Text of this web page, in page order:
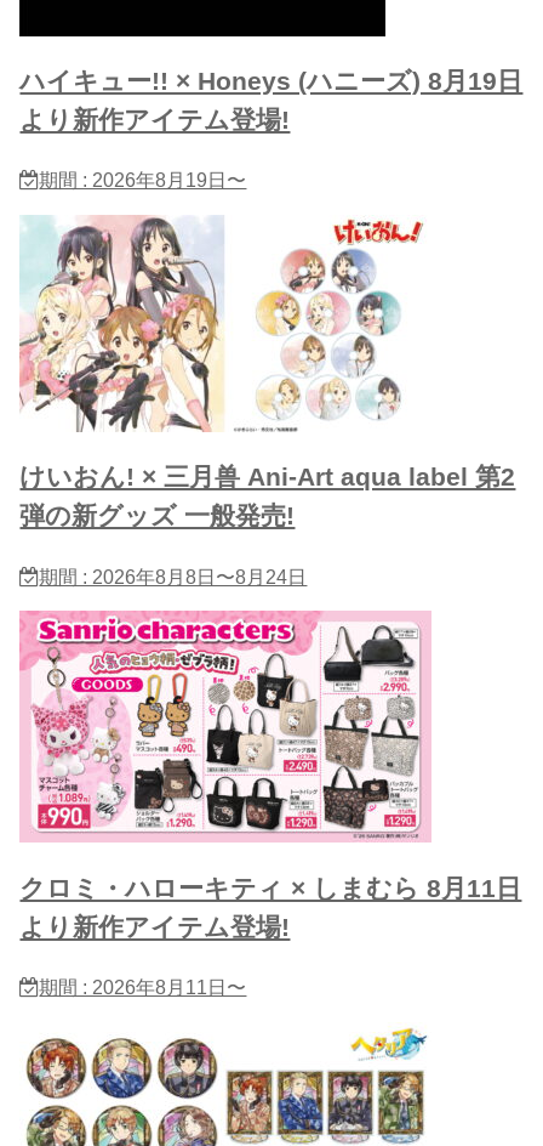
ハイキュー!! × Honeys (ハニーズ) 8月19日
より新作アイテム登場!
期間 : 2026年8月19日〜
けいおん! × 三月兽 Ani-Art aqua label 第2
弾の新グッズ 一般発売!
期間 : 2026年8月8日〜8月24日
クロミ・ハローキティ × しまむら 8月11日
より新作アイテム登場!
期間 : 2026年8月11日〜